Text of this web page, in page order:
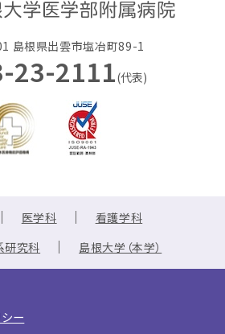
島根県出雲市塩冶町89-1
23-2111(代表)
医学科
看護学科
研究科
島根大学（本学）
ー